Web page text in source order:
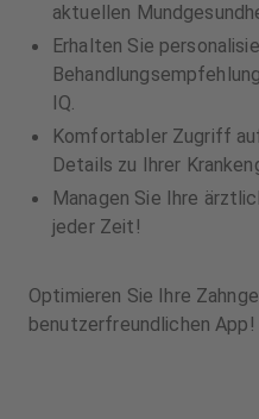
aktuellen
Erhalten Sie
IQ.
Komfortabler Zugriff
Details zu Ihrer
Managen Sie Ihre
jeder Zeit!
Optimieren Sie Ihre
benutzerfreundlichen App!